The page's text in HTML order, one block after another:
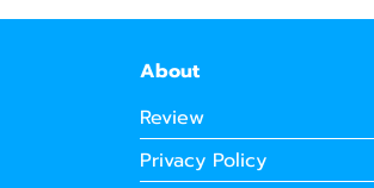
About
Review
Privacy Policy